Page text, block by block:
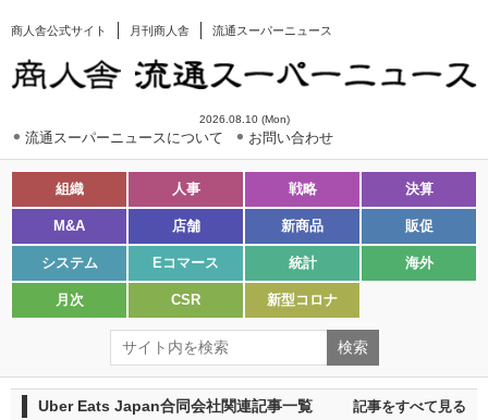
商人舎公式サイト 月刊商人舎 流通スーパーニュース
2026.08.10 (Mon)
流通スーパーニュースについて お問い合わせ
組織 人事 戦略 決算
M&A 店舗 新商品 販促
システム Eコマース 統計 海外
月次 CSR 新型コロナ
Uber Eats Japan合同会社関連記事一覧 記事をすべて見る